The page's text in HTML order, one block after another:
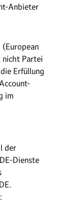
Anbieter
nicht Partei
Erfüllung
im
der
Dienste